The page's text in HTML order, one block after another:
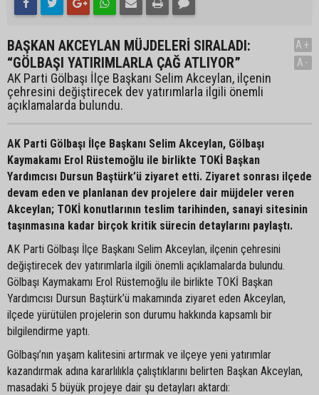
BAŞKAN AKCEYLAN MÜJDELERİ SIRALADI:
“GÖLBAŞI YATIRIMLARLA ÇAĞ ATLIYOR”
AK Parti Gölbaşı İlçe Başkanı Selim Akceylan, ilçenin
çehresini değiştirecek dev yatırımlarla ilgili önemli
açıklamalarda bulundu.
A+
A-
AK Parti Gölbaşı İlçe Başkanı Selim Akceylan, Gölbaşı
Kaymakamı Erol Rüstemoğlu ile birlikte TOKİ Başkan
Yardımcısı Dursun Baştürk’ü ziyaret etti. Ziyaret sonrası ilçede
devam eden ve planlanan dev projelere dair müjdeler veren
Akceylan; TOKİ konutlarının teslim tarihinden, sanayi sitesinin
taşınmasına kadar birçok kritik sürecin detaylarını paylaştı.
AK Parti Gölbaşı İlçe Başkanı Selim Akceylan, ilçenin çehresini
değiştirecek dev yatırımlarla ilgili önemli açıklamalarda bulundu.
Gölbaşı Kaymakamı Erol Rüstemoğlu ile birlikte TOKİ Başkan
Yardımcısı Dursun Baştürk’ü makamında ziyaret eden Akceylan,
ilçede yürütülen projelerin son durumu hakkında kapsamlı bir
bilgilendirme yaptı.
Gölbaşı’nın yaşam kalitesini artırmak ve ilçeye yeni yatırımlar
kazandırmak adına kararlılıkla çalıştıklarını belirten Başkan Akceylan,
masadaki 5 büyük projeye dair şu detayları aktardı: